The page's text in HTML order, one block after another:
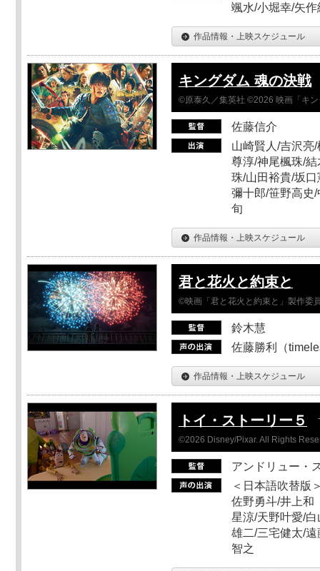
颯水/小堀幸/矢作
作品情報・上映スケジュール
キングダム 魂の決戦
©原泰久／集英社 ©2026 映画「キ
佐藤信介
山崎賢人/吉沢亮
尊淳/神尾楓珠/
珠/山田裕貴/坂
彌十郎/笹野高史
旬
作品情報・上映スケジュール
君と花火と約束と
©映画「君と花火と約束と」製作委
鈴木慧
佐藤勝利（
作品情報・上映スケジュール
トイ・ストーリー５
©2026 Disney/Pixar. All Rights
アンドリュー・
＜日本語吹替版
佐野勇斗/井上和
星涼/天野叶愛/
雄二/三宅健太/
智之